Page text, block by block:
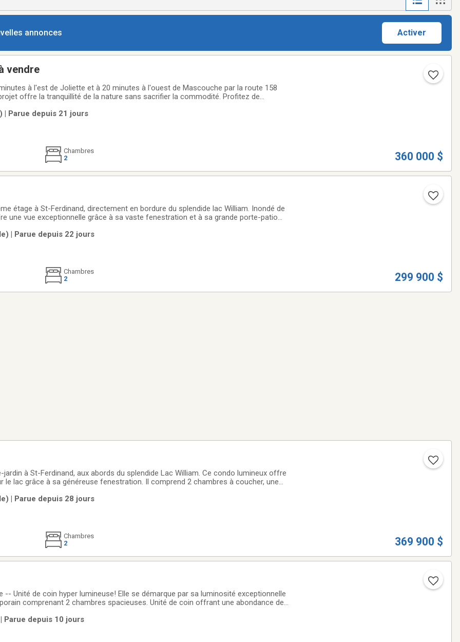
annonces Activer
vendre
à l'est de Joliette et à 20 minutes à l'ouest de Mascouche par la route 158
offre la tranquillité de la nature sans sacrifier la commodité. Profitez de
| Parue depuis 21 jours
Chambres
2
360 000 $
étage à St-Ferdinand, directement en bordure du splendide lac William. Inondé de
une vue exceptionnelle grâce à sa vaste fenestration et à sa grande porte-patio
avec
| Parue depuis 22 jours
Chambres
2
299 900 $
à St-Ferdinand, aux abords du splendide Lac William. Ce condo lumineux offre
le lac grâce à sa généreuse fenestration. Il comprend 2 chambres à coucher, une
| Parue depuis 28 jours
Chambres
2
369 900 $
-- Unité de coin hyper lumineuse! Elle se démarque par sa luminosité exceptionnelle
comprenant 2 chambres spacieuses. Unité de coin offrant une abondance de
Parue depuis 10 jours